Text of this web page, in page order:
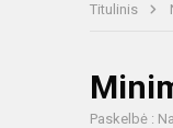
Titulinis
Paskelbė :